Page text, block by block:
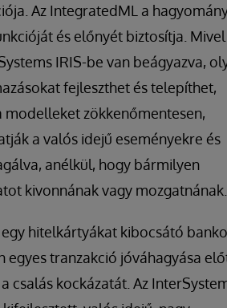
Az IntegratedML a
és előnyét biztosítja. Mivel
IRIS-be van beágyazva,
fejleszthet és telepíthet,
modelleket zökkenőmentesen,
a valós idejű eseményekre és
anélkül, hogy bármilyen
kivonnának vagy mozgatnának.
hitelkártyákat kibocsátó
egyes tranzakció jóváhagyása
csalás kockázatát. Az